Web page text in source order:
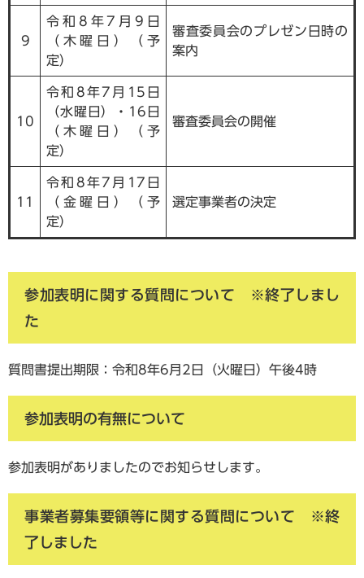
9
令和8年7月9日
（木曜日）（予
定）
審査委員会のプレゼン日時の
案内
10
令和8年7月15日
（水曜日）・16日
（木曜日）（予
定）
審査委員会の開催
11
令和8年7月17日
（金曜日）（予
定）
選定事業者の決定
参加表明に関する質問について ※終了しまし
た
質問書提出期限：令和8年6月2日（火曜日）午後4時
参加表明の有無について
参加表明がありましたのでお知らせします。
事業者募集要領等に関する質問について ※終
了しました